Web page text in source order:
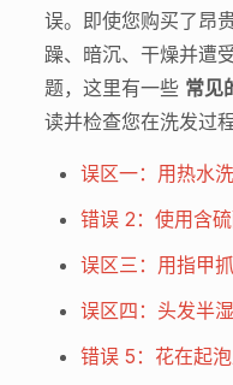
误。即使您购买了昂
躁、暗沉、干燥并遭
题，这里有一些 常见
读并检查您在洗发过
误区一：用热水
错误 2：使用含
误区三：用指甲
误区四：头发半湿
错误 5：花在起